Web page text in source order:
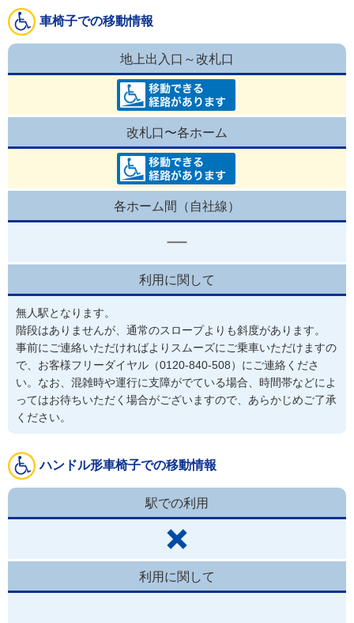
車椅子での移動情報
地上出入口～改札口
改札口〜各ホーム
各ホーム間（自社線）
利用に関して
無人駅となります。
階段はありませんが、通常のスロープよりも斜度があります。
事前にご連絡いただければよりスムーズにご乗車いただけますの
で、お客様フリーダイヤル（0120-840-508）にご連絡くださ
い。なお、混雑時や運行に支障がでている場合、時間帯などによ
ってはお待ちいただく場合がございますので、あらかじめご了承
ください。
ハンドル形車椅子での移動情報
駅での利用
利用に関して